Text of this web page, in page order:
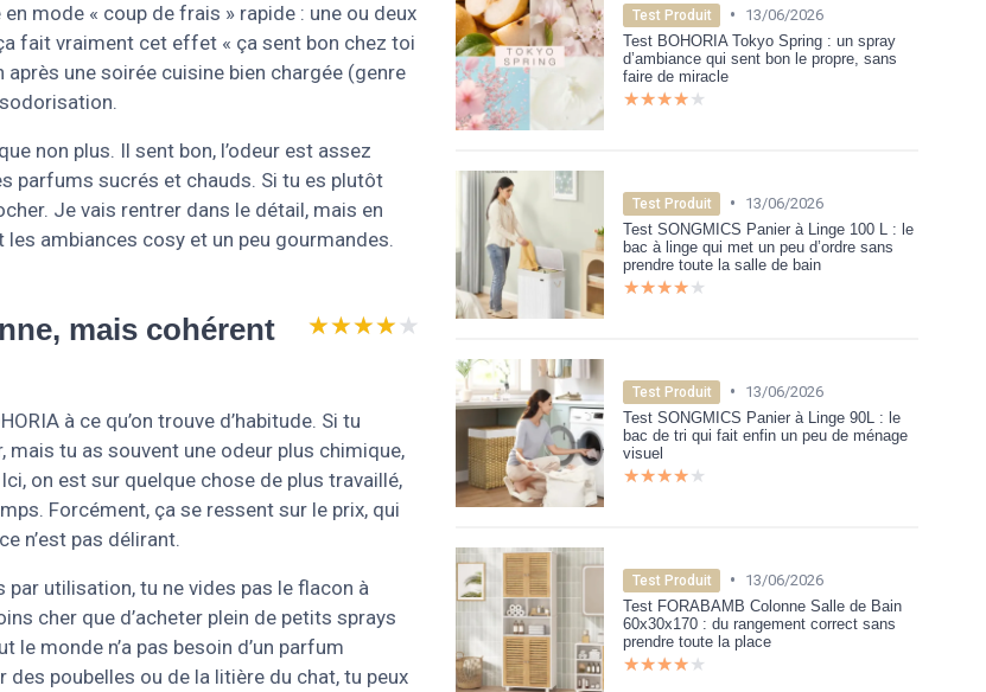
mode « coup de frais » rapide : une ou deux
fait vraiment cet effet « ça sent bon chez toi
une soirée cuisine bien chargée (genre
non plus. Il sent bon, l’odeur est assez
parfums sucrés et chauds. Si tu es plutôt
Je vais rentrer dans le détail, mais en
ambiances cosy et un peu gourmandes.
mais cohérent
★★★★★
★★★★★
à ce qu’on trouve d’habitude. Si tu
tu as souvent une odeur plus chimique,
on est sur quelque chose de plus travaillé,
Forcément, ça se ressent sur le prix, qui
n’est pas délirant.
par utilisation, tu ne vides pas le flacon à
cher que d’acheter plein de petits sprays
monde n’a pas besoin d’un parfum
des poubelles ou de la litière du chat, tu peux
Test Produit •
13/06/2026
Test BOHORIA Tokyo Spring : un spray
d’ambiance qui sent bon le propre, sans
faire de miracle
★★★★★
★★★★★
Test Produit •
13/06/2026
Test SONGMICS Panier à Linge 100 L : le
bac à linge qui met un peu d’ordre sans
prendre toute la salle de bain
★★★★★
★★★★★
Test Produit •
13/06/2026
Test SONGMICS Panier à Linge 90L : le
bac de tri qui fait enfin un peu de ménage
visuel
★★★★★
★★★★★
Test Produit •
13/06/2026
Test FORABAMB Colonne Salle de Bain
60x30x170 : du rangement correct sans
prendre toute la place
★★★★★
★★★★★